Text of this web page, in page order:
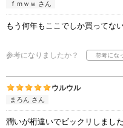
ｆｍｗｗ さん
もう何年もここでしか買ってな
参考になりましたか？
ウルウル
まろん さん
潤いが桁違いでビックリしまし